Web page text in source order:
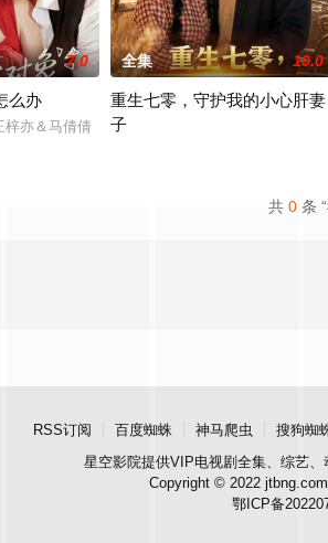
7.0
么办
梓亦＆马倩倩
全集 10.0
重生七零，守护我的小心肝妻
子
共 0 条
RSS订阅 百度蜘蛛 神马爬虫 搜狗蜘
星空影院提供VIP电视剧全集、综艺
Copyright © 2022
鄂ICP备